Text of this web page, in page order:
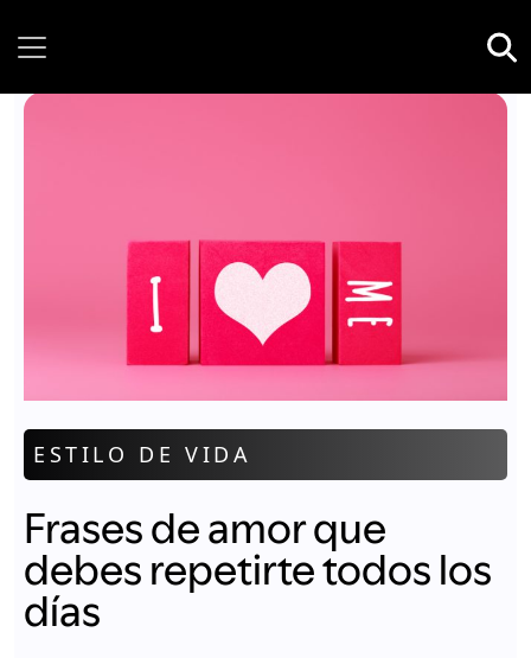
ESTILO DE VIDA
Frases de amor que
debes repetirte todos los
días